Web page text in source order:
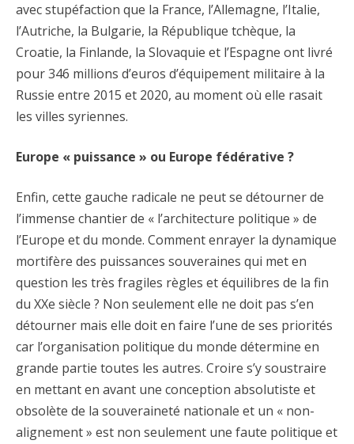
avec stupéfaction que la France, l’Allemagne, l’Italie,
l’Autriche, la Bulgarie, la République tchèque, la
Croatie, la Finlande, la Slovaquie et l’Espagne ont livré
pour 346 millions d’euros d’équipement militaire à la
Russie entre 2015 et 2020, au moment où elle rasait
les villes syriennes.
Europe « puissance » ou Europe fédérative ?
Enfin, cette gauche radicale ne peut se détourner de
l’immense chantier de « l’architecture politique » de
l’Europe et du monde. Comment enrayer la dynamique
mortifère des puissances souveraines qui met en
question les très fragiles règles et équilibres de la fin
du XXe siècle ? Non seulement elle ne doit pas s’en
détourner mais elle doit en faire l’une de ses priorités
car l’organisation politique du monde détermine en
grande partie toutes les autres. Croire s’y soustraire
en mettant en avant une conception absolutiste et
obsolète de la souveraineté nationale et un « non-
alignement » est non seulement une faute politique et